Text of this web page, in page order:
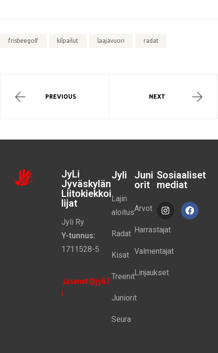
frisbeegolf kilpailut laajavuori radat
PREVIOUS NEXT
JyLi
Jyväskylän
Liitokiekkoi
lijat
Jyli Ry
Y-tunnus:
1711528-5
jasenet@jyli.f
i
Jyli
Lajin
aloitus
Radat
Kisat
Treenit
Juniorit
Seura
Juni
orit
Arvot
Harrastajat
Valmentajat
Linjaukset
Sosiaaliset
mediat